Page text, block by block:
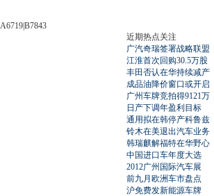
A6719|B7843
近期热点关注
广汽奇瑞签署战略联盟
江淮首次回购30.5万股
丰田否认在华持续减产
成品油降价窗口或开启
广州车牌竞拍得9121万
日产下调年盈利目标
通用拟在韩停产科鲁兹
铃木在美退出汽车业务
韩瑞麒解福特在华野心
中国进口车年度大选
2012广州国际汽车展
前九月欧洲车市盘点
沪免费发新能源车牌